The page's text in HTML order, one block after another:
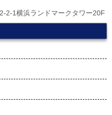
2-1横浜ランドマークタワー20F